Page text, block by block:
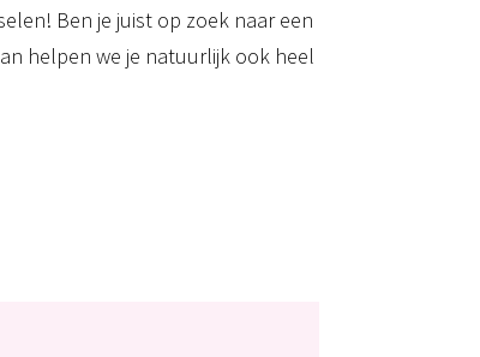
Ben je juist op zoek naar een
helpen we je natuurlijk ook heel